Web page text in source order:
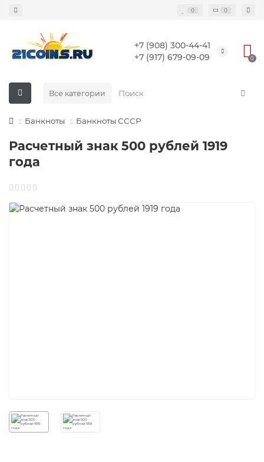
0 0
+7 (908) 300-44-41
+7 (917) 679-09-09
0
Все категории
Банкноты Банкноты СССР
Расчетный знак 500 рублей 1919
года